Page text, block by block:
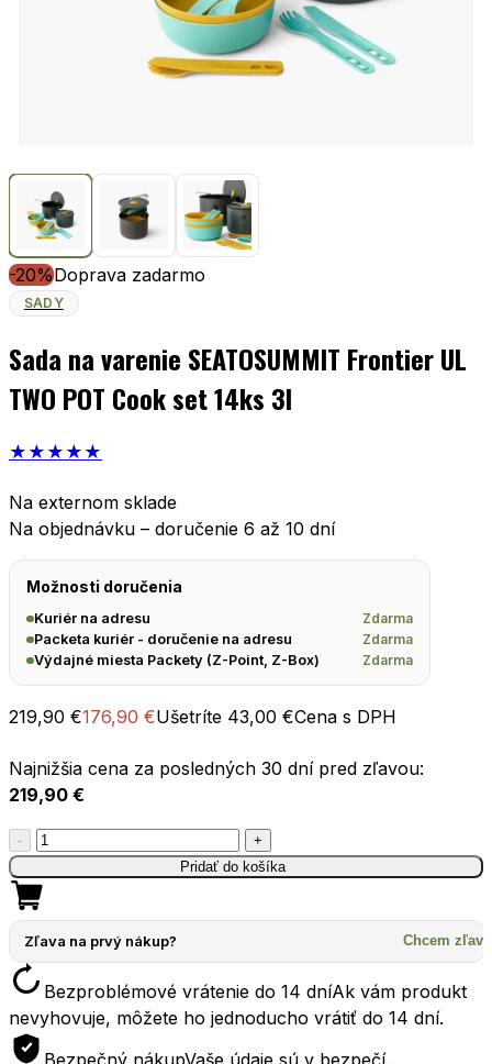
-20%Doprava zadarmo
SADY
Sada na varenie SEATOSUMMIT Frontier UL
TWO POT Cook set 14ks 3l
★ ★ ★ ★ ★
Na externom sklade
Na objednávku – doručenie 6 až 10 dní
Možnosti doručenia
Kuriér na adresu
Zdarma
Packeta kuriér - doručenie na adresu
Zdarma
Výdajné miesta Packety (Z-Point, Z-Box)
Zdarma
219,90 €176,90 €Ušetríte 43,00 €Cena s DPH
Najnižšia cena za posledných 30 dní pred zľavou:
219,90 €
-
množstvo
Sada
na
varenie
SEATOSUMMIT
Frontier
UL
TWO
POT
+
Pridať do košíka
Zľava na prvý nákup? Chcem zľavu
Bezproblémové vrátenie do 14 dníAk vám produkt
nevyhovuje, môžete ho jednoducho vrátiť do 14 dní.
Bezpečný nákupVaše údaje sú v bezpečí.